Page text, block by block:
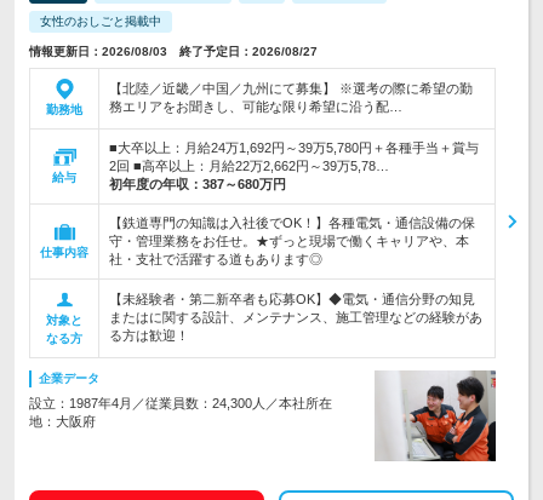
女性のおしごと掲載中
情報更新日：2026/08/03 終了予定日：2026/08/27
勤務地
【北陸／近畿／中国／九州にて募集】 ※選考の際に希望の勤
務エリアをお聞きし、可能な限り希望に沿う配…
給与
■大卒以上：月給24万1,692円～39万5,780円＋各種手当＋賞与
2回 ■高卒以上：月給22万2,662円～39万5,78…
初年度の年収： 387～680万円
仕事内容
【鉄道専門の知識は入社後でOK！】各種電気・通信設備の保
守・管理業務をお任せ。★ずっと現場で働くキャリアや、本
社・支社で活躍する道もあります◎
対象と
なる方
【未経験者・第二新卒者も応募OK】◆電気・通信分野の知見
またはに関する設計、メンテナンス、施工管理などの経験があ
る方は歓迎！
企業データ
設立：1987年4月／従業員数：24,300人／本社所在
地：大阪府